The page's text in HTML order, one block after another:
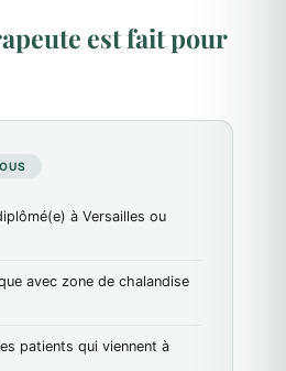
est fait pour
à Versailles ou
avec zone de chalandise
patients qui viennent à